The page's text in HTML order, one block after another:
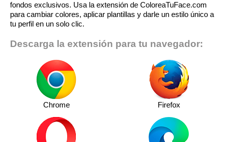
fondos exclusivos. Usa la extensión de ColoreaTuFace.com
para cambiar colores, aplicar plantillas y darle un estilo único a
tu perfil en un solo clic.
Descarga la extensión para tu navegador:
Chrome Firefox